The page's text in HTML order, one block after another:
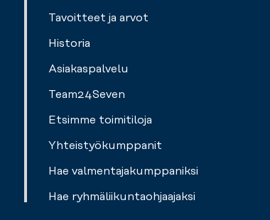
Tavoitteet ja arvot
Historia
Asiakaspalvelu
Team24Seven
Etsimme toimitiloja
Yhteistyökumppanit
Hae valmentajakumppaniksi
Hae ryhmäliikuntaohjaajaksi